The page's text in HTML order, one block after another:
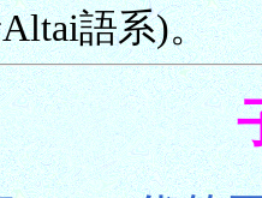
語系)。